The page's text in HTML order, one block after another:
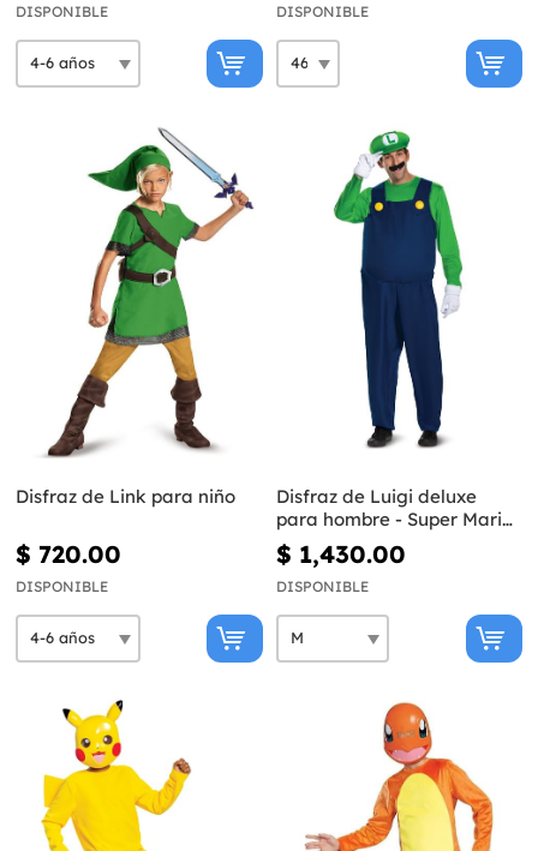
DISPONIBLE DISPONIBLE
Disfraz de Link para niño
$ 720.00
DISPONIBLE
Disfraz de Luigi deluxe
para hombre - Super Mario
Bros
$ 1,430.00
DISPONIBLE